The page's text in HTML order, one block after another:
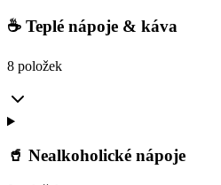
☕ Teplé nápoje & káva
8 položek
🥤 Nealkoholické nápoje